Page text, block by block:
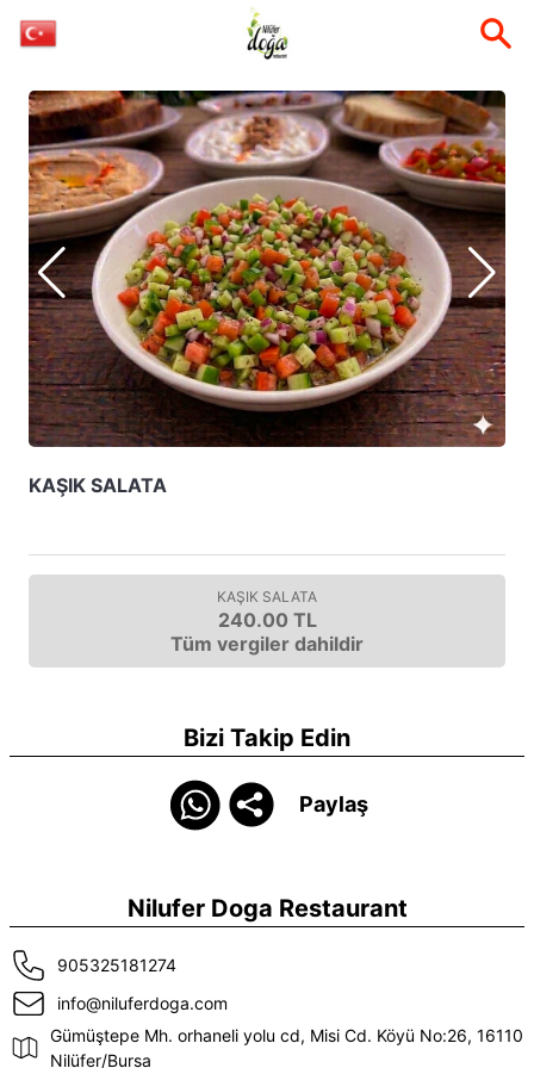
KAŞIK SALATA
KAŞIK SALATA
240.00 TL
Tüm vergiler dahildir
Bizi Takip Edin
Paylaş
Nilufer Doga Restaurant
905325181274
info@niluferdoga.com
Gümüştepe Mh. orhaneli yolu cd, Misi Cd. Köyü No:26, 16110
Nilüfer/Bursa